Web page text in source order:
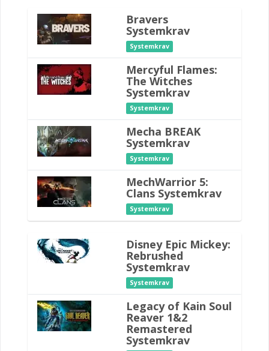
Bravers
Systemkrav
Systemkrav
Mercyful Flames:
The Witches
Systemkrav
Systemkrav
Mecha BREAK
Systemkrav
Systemkrav
MechWarrior 5:
Clans Systemkrav
Systemkrav
Disney Epic Mickey:
Rebrushed
Systemkrav
Systemkrav
Legacy of Kain Soul
Reaver 1&2
Remastered
Systemkrav